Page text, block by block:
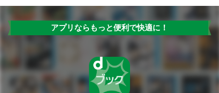
アプリならもっと便利で快適に！